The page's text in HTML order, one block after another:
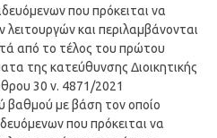
που πρόκειται να
και περιλαμβάνονται
από το τέλος του πρώτου
της κατεύθυνσης Διοικητικής
30 ν. 4871/2021
βαθμού με βάση τον οποίο
που πρόκειται να